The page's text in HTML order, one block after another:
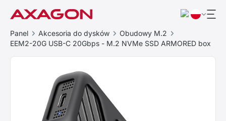
Panel Akcesoria do dysków
Obudowy M.2
EEM2-20G USB-C 20Gbps - M.2 NVMe SSD ARMORED box